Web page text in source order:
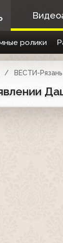
ролики
ВЕСТИ-Рязань